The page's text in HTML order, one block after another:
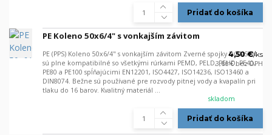
Pridať do košíka
PE Koleno 50x6/4" s vonkajším závitom
PE (PPS) Koleno 50x6/4" s vonkajším závitom Zverné spojky DONSEN
sú plne kompatibilné so všetkými rúrkami PEMD, PELD, PEHD, PE40,
PE80 a PE100 spĺňajúcimi EN12201, ISO4427, ISO14236, ISO13460 a
DIN8074. Bežne sú používané pre rozvody pitnej vody a kvapalín pri
tlaku do 16 barov. Kvalitný materiál ...
4,50 €/ks
3,66 €bez DPH
skladom
Pridať do košíka